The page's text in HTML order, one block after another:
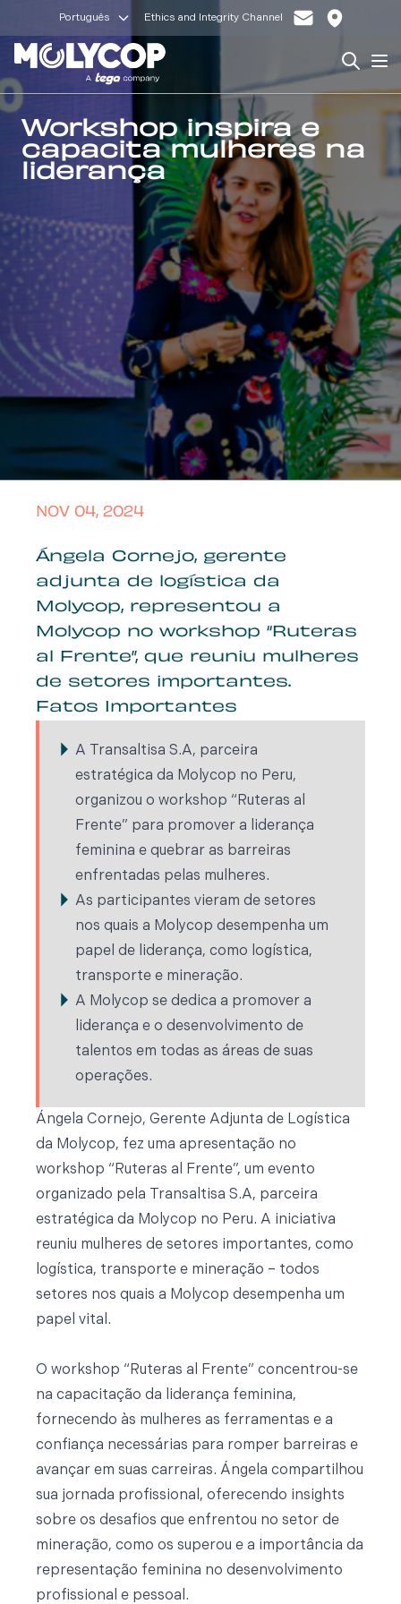
Português Ethics and Integrity Channel
Search
Workshop inspira e
capacita mulheres na
liderança
NOV 04, 2024
Ángela Cornejo, gerente
adjunta de logística da
Molycop, representou a
Molycop no workshop “Ruteras
al Frente”, que reuniu mulheres
de setores importantes.
Fatos Importantes
A Transaltisa S.A, parceira
estratégica da Molycop no Peru,
organizou o workshop “Ruteras al
Frente” para promover a liderança
feminina e quebrar as barreiras
enfrentadas pelas mulheres.
As participantes vieram de setores
nos quais a Molycop desempenha um
papel de liderança, como logística,
transporte e mineração.
A Molycop se dedica a promover a
liderança e o desenvolvimento de
talentos em todas as áreas de suas
operações.
Ángela Cornejo, Gerente Adjunta de Logística
da Molycop, fez uma apresentação no
workshop “Ruteras al Frente”, um evento
organizado pela Transaltisa S.A, parceira
estratégica da Molycop no Peru. A iniciativa
reuniu mulheres de setores importantes, como
logística, transporte e mineração – todos
setores nos quais a Molycop desempenha um
papel vital.
O workshop “Ruteras al Frente” concentrou-se
na capacitação da liderança feminina,
fornecendo às mulheres as ferramentas e a
confiança necessárias para romper barreiras e
avançar em suas carreiras. Ángela compartilhou
sua jornada profissional, oferecendo insights
sobre os desafios que enfrentou no setor de
mineração, como os superou e a importância da
representação feminina no desenvolvimento
profissional e pessoal.